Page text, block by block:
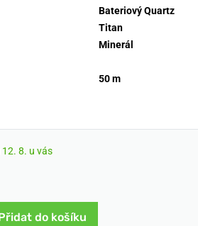
Bateriový Quartz
Titan
Minerál
50 m
8. u vás
do košíku